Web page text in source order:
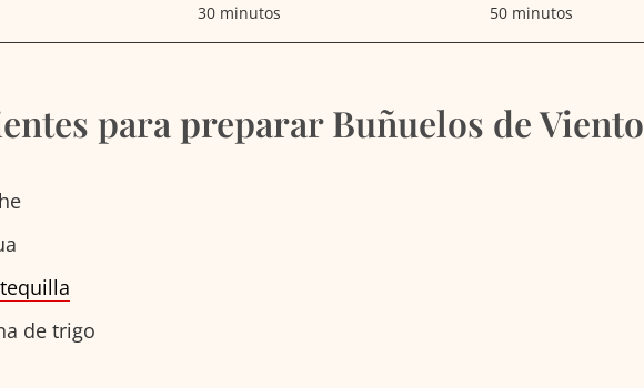
30 minutos 50 minutos
para preparar Buñuelos de Viento
de trigo